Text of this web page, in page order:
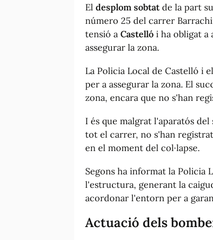
El desplom sobtatde la part
número 25 del carrer
tensió a Castelló i ha obligat a
assegurar la zona.
La Policia Local de Castelló i
per a assegurar la zona. El
zona, encara que no s'han
I és que malgrat l'aparatós
tot el carrer, no s'han
en el moment del col·lapse.
Segons ha informat la Policia
l'estructura, generant la
acordonar l'entorn per a
Actuació dels